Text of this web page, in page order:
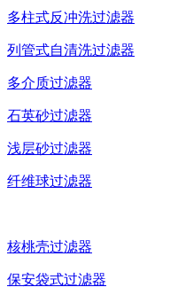
多柱式反冲洗过滤器
列管式自清洗过滤器
多介质过滤器
石英砂过滤器
浅层砂过滤器
纤维球过滤器
核桃壳过滤器
保安袋式过滤器